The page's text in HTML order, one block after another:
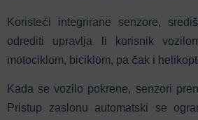
Koristeći integrirane senzore,
odrediti upravlja li korisnik
motociklom, biciklom, pa čak i
Kada se vozilo pokrene, senzori
Pristup zaslonu automatski se